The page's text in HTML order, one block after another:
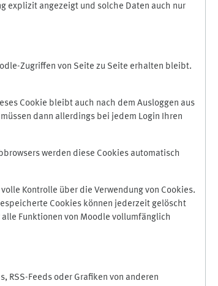
explizit angezeigt und solche Daten auch nur
Zugriffen von Seite zu Seite erhalten bleibt.
Cookie bleibt auch nach dem Ausloggen aus
dann allerdings bei jedem Login Ihren
werden diese Cookies automatisch
Kontrolle über die Verwendung von Cookies.
Cookies können jederzeit gelöscht
Funktionen von Moodle vollumfänglich
RSS-Feeds oder Grafiken von anderen